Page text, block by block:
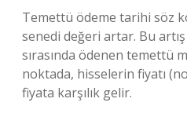
Temettü ödeme tarihi söz
senedi değeri artar. Bu
sırasında ödenen temettü
noktada, hisselerin fiyatı
fiyata karşılık gelir.